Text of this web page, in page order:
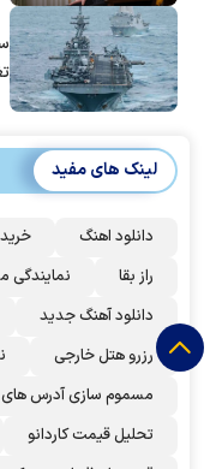
لینک های مفید
دانلود اهنگ
راز بقا
نمایندگی
دانلود آهنگ جدید
رزرو هتل خارجی
مسموم سازی آدرس های
تحلیل قیمت کاردانو